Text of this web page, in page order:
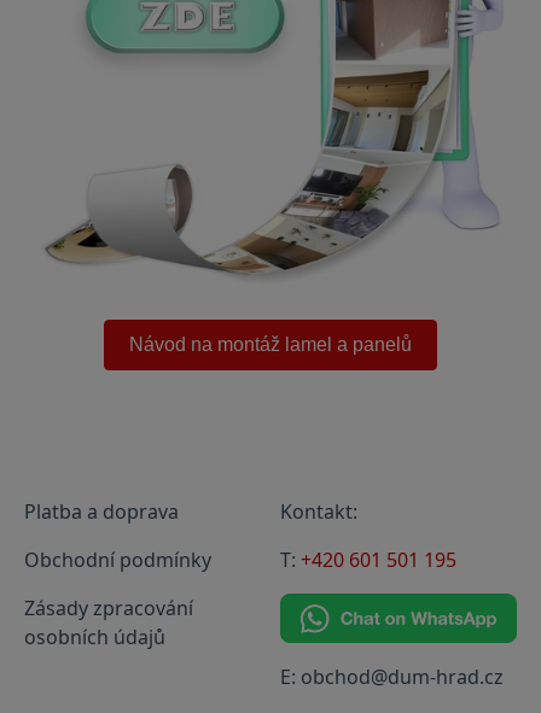
Návod na montáž lamel a panelů
Platba a doprava
Obchodní podmínky
Zásady zpracování
osobních údajů
Kontakt:
T: +420 601 501 195
E: obchod@dum-hrad.cz